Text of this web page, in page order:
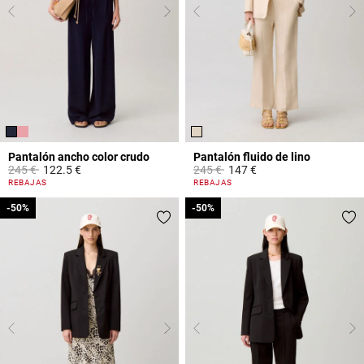
Pantalón ancho color crudo
Price reduced from
245 €to122.5 €
4,9 out of 5 Customer Rating
REBAJAS
Pantalón fluido de lino
Price reduced from
245 €to147 €
5 out of 5 Customer Rating
REBAJAS
-50%
-50% -50%
-50%